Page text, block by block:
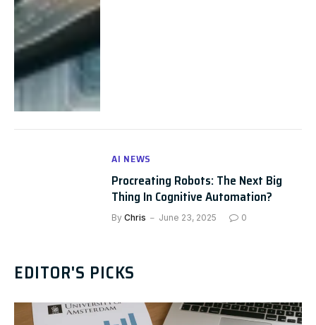
AI NEWS
Procreating Robots: The Next Big
Thing In Cognitive Automation?
By Chris June 23, 2025 0
EDITOR'S PICKS